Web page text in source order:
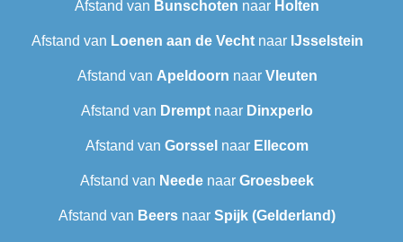
Afstand van Bunschoten naar Holten
Afstand van Loenen aan de Vechtnaar IJsselstein
Afstand van Apeldoorn naar Vleuten
Afstand van Drempt naar Dinxperlo
Afstand van Gorssel naar Ellecom
Afstand van Neede naar Groesbeek
Afstand van Beers naar Spijk (Gelderland)